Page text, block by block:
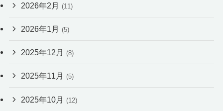
2026年2月 (11)
2026年1月 (5)
2025年12月 (8)
2025年11月 (5)
2025年10月 (12)